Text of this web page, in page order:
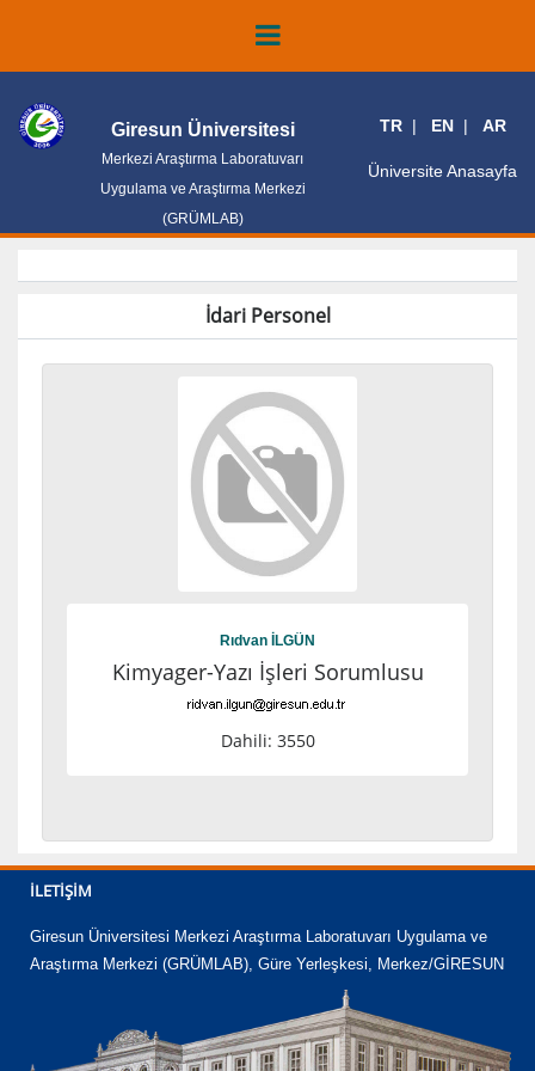
Giresun Üniversitesi
Merkezi Araştırma Laboratuvarı
Uygulama ve Araştırma Merkezi
(GRÜMLAB)
TR EN AR
Üniversite Anasayfa
İdari Personel
Rıdvan İLGÜN
Kimyager-Yazı İşleri Sorumlusu
Dahili: 3550
İLETIŞIM
Giresun Üniversitesi Merkezi Araştırma Laboratuvarı Uygulama ve
Araştırma Merkezi (GRÜMLAB), Güre Yerleşkesi, Merkez/GİRESUN